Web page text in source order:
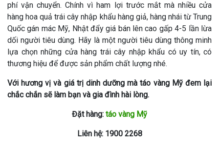
phí vận chuyển. Chính vì ham lợi trước mắt mà nhiều cửa
hàng hoa quả trái cây nhập khẩu hàng giả, hàng nhái từ Trung
Quốc gán mác Mỹ, Nhật đẩy giá bán lên cao gấp 4-5 lần lừa
dối người tiêu dùng. Hãy là một người tiêu dùng thông minh
lựa chọn những cửa hàng trái cây nhập khẩu có uy tín, có
thương hiệu để được sản phẩm chất lượng nhé.
Với hương vị và giá trị dinh dưỡng mà táo vàng Mỹ đem lại
chắc chắn sẽ làm bạn và gia đình hài lòng.
Đặt hàng: táo vàng Mỹ
Liên hệ: 1900 2268